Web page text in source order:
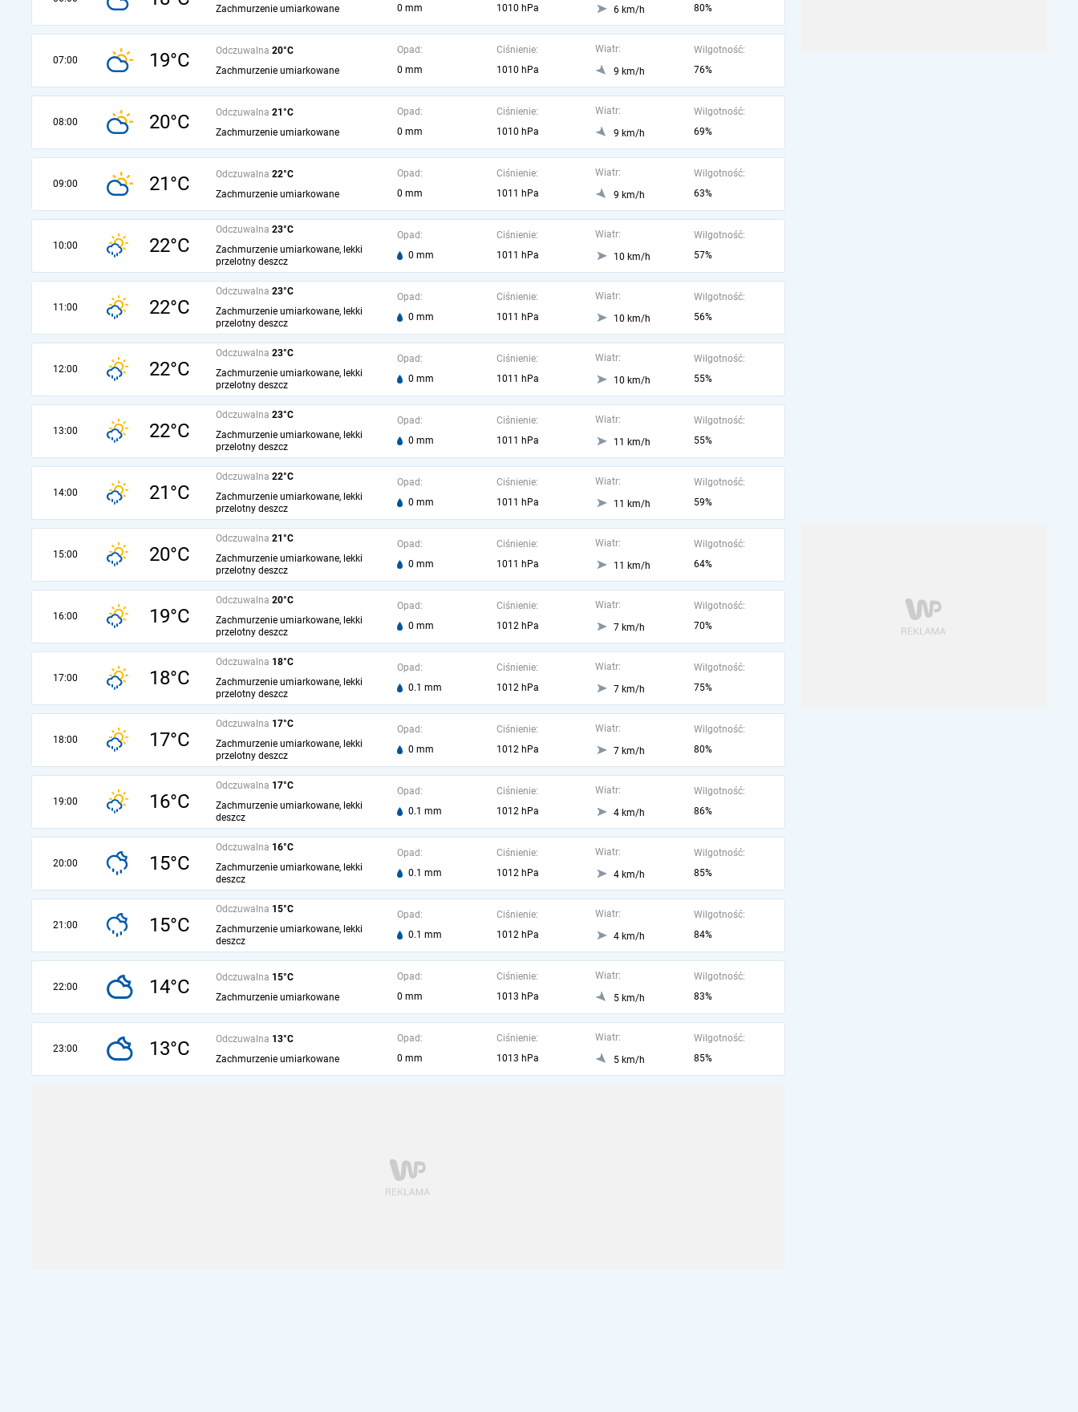
Zachmurzenie umiarkowane
0 mm
1010 hPa
6 km/h
80%
07:00 19°C Odczuwalna 20°C
Zachmurzenie umiarkowane
Opad:
0 mm
Ciśnienie:
1010 hPa
Wiatr:
9 km/h
Wilgotność:
76%
08:00 20°C Odczuwalna 21°C
Zachmurzenie umiarkowane
Opad:
0 mm
Ciśnienie:
1010 hPa
Wiatr:
9 km/h
Wilgotność:
69%
09:00 21°C Odczuwalna 22°C
Zachmurzenie umiarkowane
Opad:
0 mm
Ciśnienie:
1011 hPa
Wiatr:
9 km/h
Wilgotność:
63%
10:00 22°C
Odczuwalna 23°C
Zachmurzenie umiarkowane, lekki
przelotny deszcz
Opad:
0 mm
Ciśnienie:
1011 hPa
Wiatr:
10 km/h
Wilgotność:
57%
11:00 22°C
Odczuwalna 23°C
Zachmurzenie umiarkowane, lekki
przelotny deszcz
Opad:
0 mm
Ciśnienie:
1011 hPa
Wiatr:
10 km/h
Wilgotność:
56%
12:00 22°C
Odczuwalna 23°C
Zachmurzenie umiarkowane, lekki
przelotny deszcz
Opad:
0 mm
Ciśnienie:
1011 hPa
Wiatr:
10 km/h
Wilgotność:
55%
13:00 22°C
Odczuwalna 23°C
Zachmurzenie umiarkowane, lekki
przelotny deszcz
Opad:
0 mm
Ciśnienie:
1011 hPa
Wiatr:
11 km/h
Wilgotność:
55%
14:00 21°C
Odczuwalna 22°C
Zachmurzenie umiarkowane, lekki
przelotny deszcz
Opad:
0 mm
Ciśnienie:
1011 hPa
Wiatr:
11 km/h
Wilgotność:
59%
15:00 20°C
Odczuwalna 21°C
Zachmurzenie umiarkowane, lekki
przelotny deszcz
Opad:
0 mm
Ciśnienie:
1011 hPa
Wiatr:
11 km/h
Wilgotność:
64%
16:00 19°C
Odczuwalna 20°C
Zachmurzenie umiarkowane, lekki
przelotny deszcz
Opad:
0 mm
Ciśnienie:
1012 hPa
Wiatr:
7 km/h
Wilgotność:
70%
17:00 18°C
Odczuwalna 18°C
Zachmurzenie umiarkowane, lekki
przelotny deszcz
Opad:
0.1 mm
Ciśnienie:
1012 hPa
Wiatr:
7 km/h
Wilgotność:
75%
18:00 17°C
Odczuwalna 17°C
Zachmurzenie umiarkowane, lekki
przelotny deszcz
Opad:
0 mm
Ciśnienie:
1012 hPa
Wiatr:
7 km/h
Wilgotność:
80%
19:00 16°C
Odczuwalna 17°C
Zachmurzenie umiarkowane, lekki
deszcz
Opad:
0.1 mm
Ciśnienie:
1012 hPa
Wiatr:
4 km/h
Wilgotność:
86%
20:00 15°C
Odczuwalna 16°C
Zachmurzenie umiarkowane, lekki
deszcz
Opad:
0.1 mm
Ciśnienie:
1012 hPa
Wiatr:
4 km/h
Wilgotność:
85%
21:00 15°C
Odczuwalna 15°C
Zachmurzenie umiarkowane, lekki
deszcz
Opad:
0.1 mm
Ciśnienie:
1012 hPa
Wiatr:
4 km/h
Wilgotność:
84%
22:00 14°C Odczuwalna 15°C
Zachmurzenie umiarkowane
Opad:
0 mm
Ciśnienie:
1013 hPa
Wiatr:
5 km/h
Wilgotność:
83%
23:00 13°C Odczuwalna 13°C
Zachmurzenie umiarkowane
Opad:
0 mm
Ciśnienie:
1013 hPa
Wiatr:
5 km/h
Wilgotność:
85%